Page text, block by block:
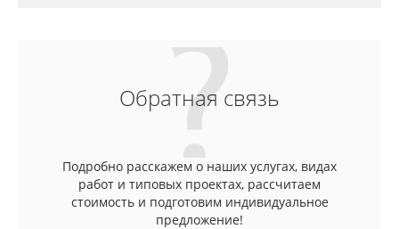
Обратная связь
Подробно расскажем о наших услугах, видах
работ и типовых проектах, рассчитаем
стоимость и подготовим индивидуальное
предложение!